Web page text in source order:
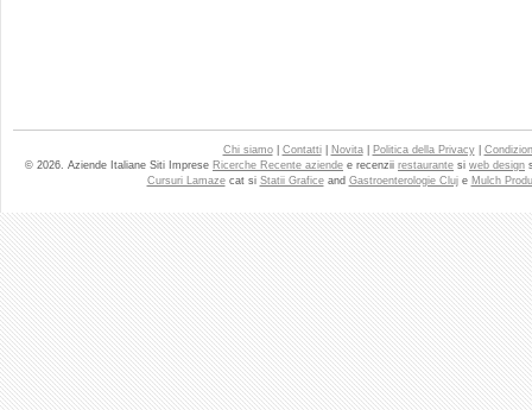
Chi siamo| Contatti| Novita| Politica della Privacy|
© 2026. Aziende Italiane Siti Imprese Ricerche Recente aziende e recenzii restaurante si web design
Cursuri Lamazecat si Statii Graficeand Gastroenterologie Cluje Mulch